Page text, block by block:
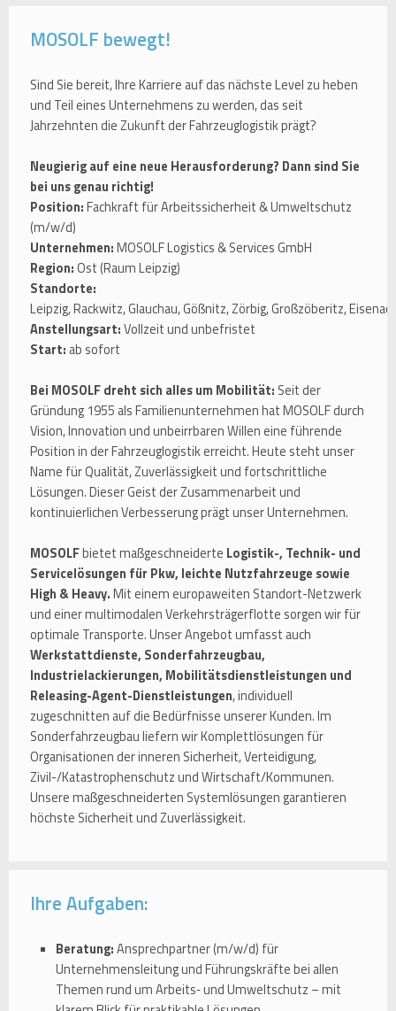
MOSOLF bewegt!
Sind Sie bereit, Ihre Karriere auf das nächste Level zu heben
und Teil eines Unternehmens zu werden, das seit
Jahrzehnten die Zukunft der Fahrzeuglogistik prägt?
Neugierig auf eine neue Herausforderung? Dann sind Sie
bei uns genau richtig!
Position:Fachkraft für Arbeitssicherheit & Umweltschutz
(m/w/d)
Unternehmen:MOSOLF Logistics & Services GmbH
Region:Ost (Raum Leipzig)
Standorte:
Leipzig, Rackwitz, Glauchau, Gößnitz, Zörbig, Großzöberitz,
Anstellungsart:Vollzeit und unbefristet
Start: ab sofort
Bei MOSOLF dreht sich alles um Mobilität: Seit der
Gründung 1955 als Familienunternehmen hat MOSOLF durch
Vision, Innovation und unbeirrbaren Willen eine führende
Position in der Fahrzeuglogistik erreicht. Heute steht unser
Name für Qualität, Zuverlässigkeit und fortschrittliche
Lösungen. Dieser Geist der Zusammenarbeit und
kontinuierlichen Verbesserung prägt unser Unternehmen.
MOSOLFbietet maßgeschneiderte Logistik-, Technik- und
Servicelösungen für Pkw, leichte Nutzfahrzeuge sowie
High & Heavy.Mit einem europaweiten Standort-Netzwerk
und einer multimodalen Verkehrsträgerflotte sorgen wir für
optimale Transporte. Unser Angebot umfasst auch
Werkstattdienste, Sonderfahrzeugbau,
Industrielackierungen, Mobilitätsdienstleistungen und
Releasing-Agent-Dienstleistungen, individuell
zugeschnitten auf die Bedürfnisse unserer Kunden. Im
Sonderfahrzeugbau liefern wir Komplettlösungen für
Organisationen der inneren Sicherheit, Verteidigung,
Zivil-/Katastrophenschutz und Wirtschaft/Kommunen.
Unsere maßgeschneiderten Systemlösungen garantieren
höchste Sicherheit und Zuverlässigkeit.
Ihre Aufgaben:
Beratung:Ansprechpartner (m/w/d) für
Unternehmensleitung und Führungskräfte bei allen
Themen rund um Arbeits‑ und Umweltschutz – mit